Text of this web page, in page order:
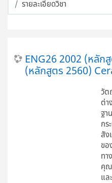
รายละเอียดวิชา
ENG26 2002 (หลัก
(หลักสูตร 2560)
วัต
ต่า
ฐา
กร
สัง
ข
ทา
คุณ
แล